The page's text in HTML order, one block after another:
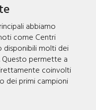
abbiamo
come Centri
disponibili molti dei
Questo permette a
coinvolti
dei primi campioni